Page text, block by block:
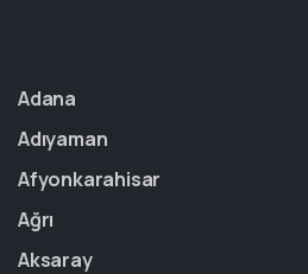
Adana
Adıyaman
Afyonkarahisar
Ağrı
Aksaray